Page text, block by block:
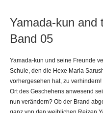
Yamada-kun and
Band 05
Yamada-kun und seine Freunde
Schule, den die Hexe Maria
vorhergesehen hat, zu
Ort des Geschehens anwesend
nun verändern? Ob der Brand